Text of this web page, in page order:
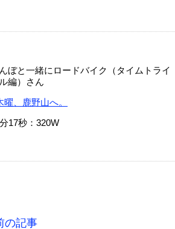
ぼと一緒にロードバイク（タイムトライ
編）さん
曜、鹿野山へ。
17秒：320W
の記事